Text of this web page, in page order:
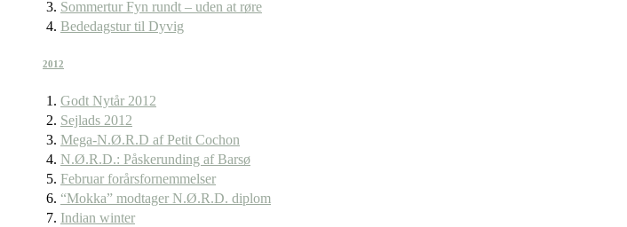
Sommertur Fyn rundt – uden at røre
Bededagstur til Dyvig
2012
Godt Nytår 2012
Sejlads 2012
Mega-N.Ø.R.D af Petit Cochon
N.Ø.R.D.: Påskerunding af Barsø
Februar forårsfornemmelser
“Mokka” modtager N.Ø.R.D. diplom
Indian winter